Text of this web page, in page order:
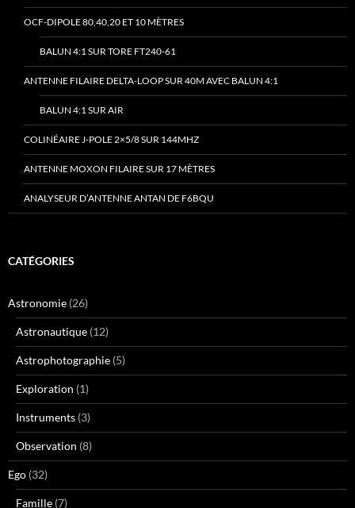
OCF-DIPOLE 80,40,20 ET 10 MÈTRES
BALUN 4:1 SUR TORE FT240-61
ANTENNE FILAIRE DELTA-LOOP SUR 40M AVEC BALUN 4:1
BALUN 4:1 SUR AIR
COLINÉAIRE J-POLE 2×5/8 SUR 144MHZ
ANTENNE MOXON FILAIRE SUR 17 MÈTRES
ANALYSEUR D’ANTENNE ANTAN DE F6BQU
CATÉGORIES
Astronomie (26)
Astronautique (12)
Astrophotographie (5)
Exploration (1)
Instruments (3)
Observation (8)
Ego (32)
Famille (7)